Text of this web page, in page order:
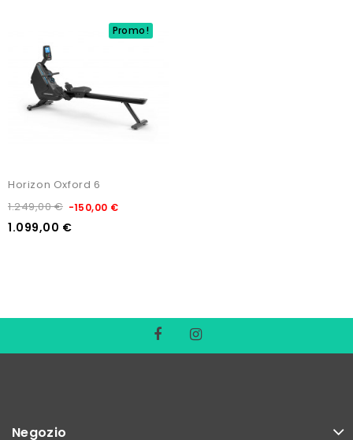
Promo!
Horizon Oxford 6
1.249,00 € -150,00 €
1.099,00 €
Negozio